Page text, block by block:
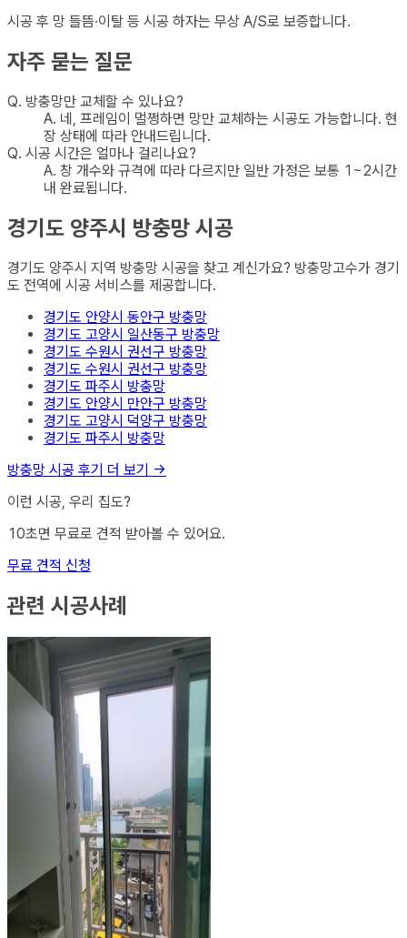
시공 후 망 들뜸·이탈 등 시공 하자는 무상 A/S로 보증합니다.
자주 묻는 질문
Q. 방충망만 교체할 수 있나요?
A. 네, 프레임이 멀쩡하면 망만 교체하는 시공도 가능합니다. 현
장 상태에 따라 안내드립니다.
Q. 시공 시간은 얼마나 걸리나요?
A. 창 개수와 규격에 따라 다르지만 일반 가정은 보통 1~2시간
내 완료됩니다.
경기도 양주시 방충망 시공
경기도 양주시 지역 방충망 시공을 찾고 계신가요? 방충망고수가 경기
도 전역에 시공 서비스를 제공합니다.
경기도 안양시 동안구 방충망
경기도 고양시 일산동구 방충망
경기도 수원시 권선구 방충망
경기도 수원시 권선구 방충망
경기도 파주시 방충망
경기도 안양시 만안구 방충망
경기도 고양시 덕양구 방충망
경기도 파주시 방충망
방충망 시공 후기 더 보기 →
이런 시공, 우리 집도?
10초면 무료로 견적 받아볼 수 있어요.
무료 견적 신청
관련 시공사례